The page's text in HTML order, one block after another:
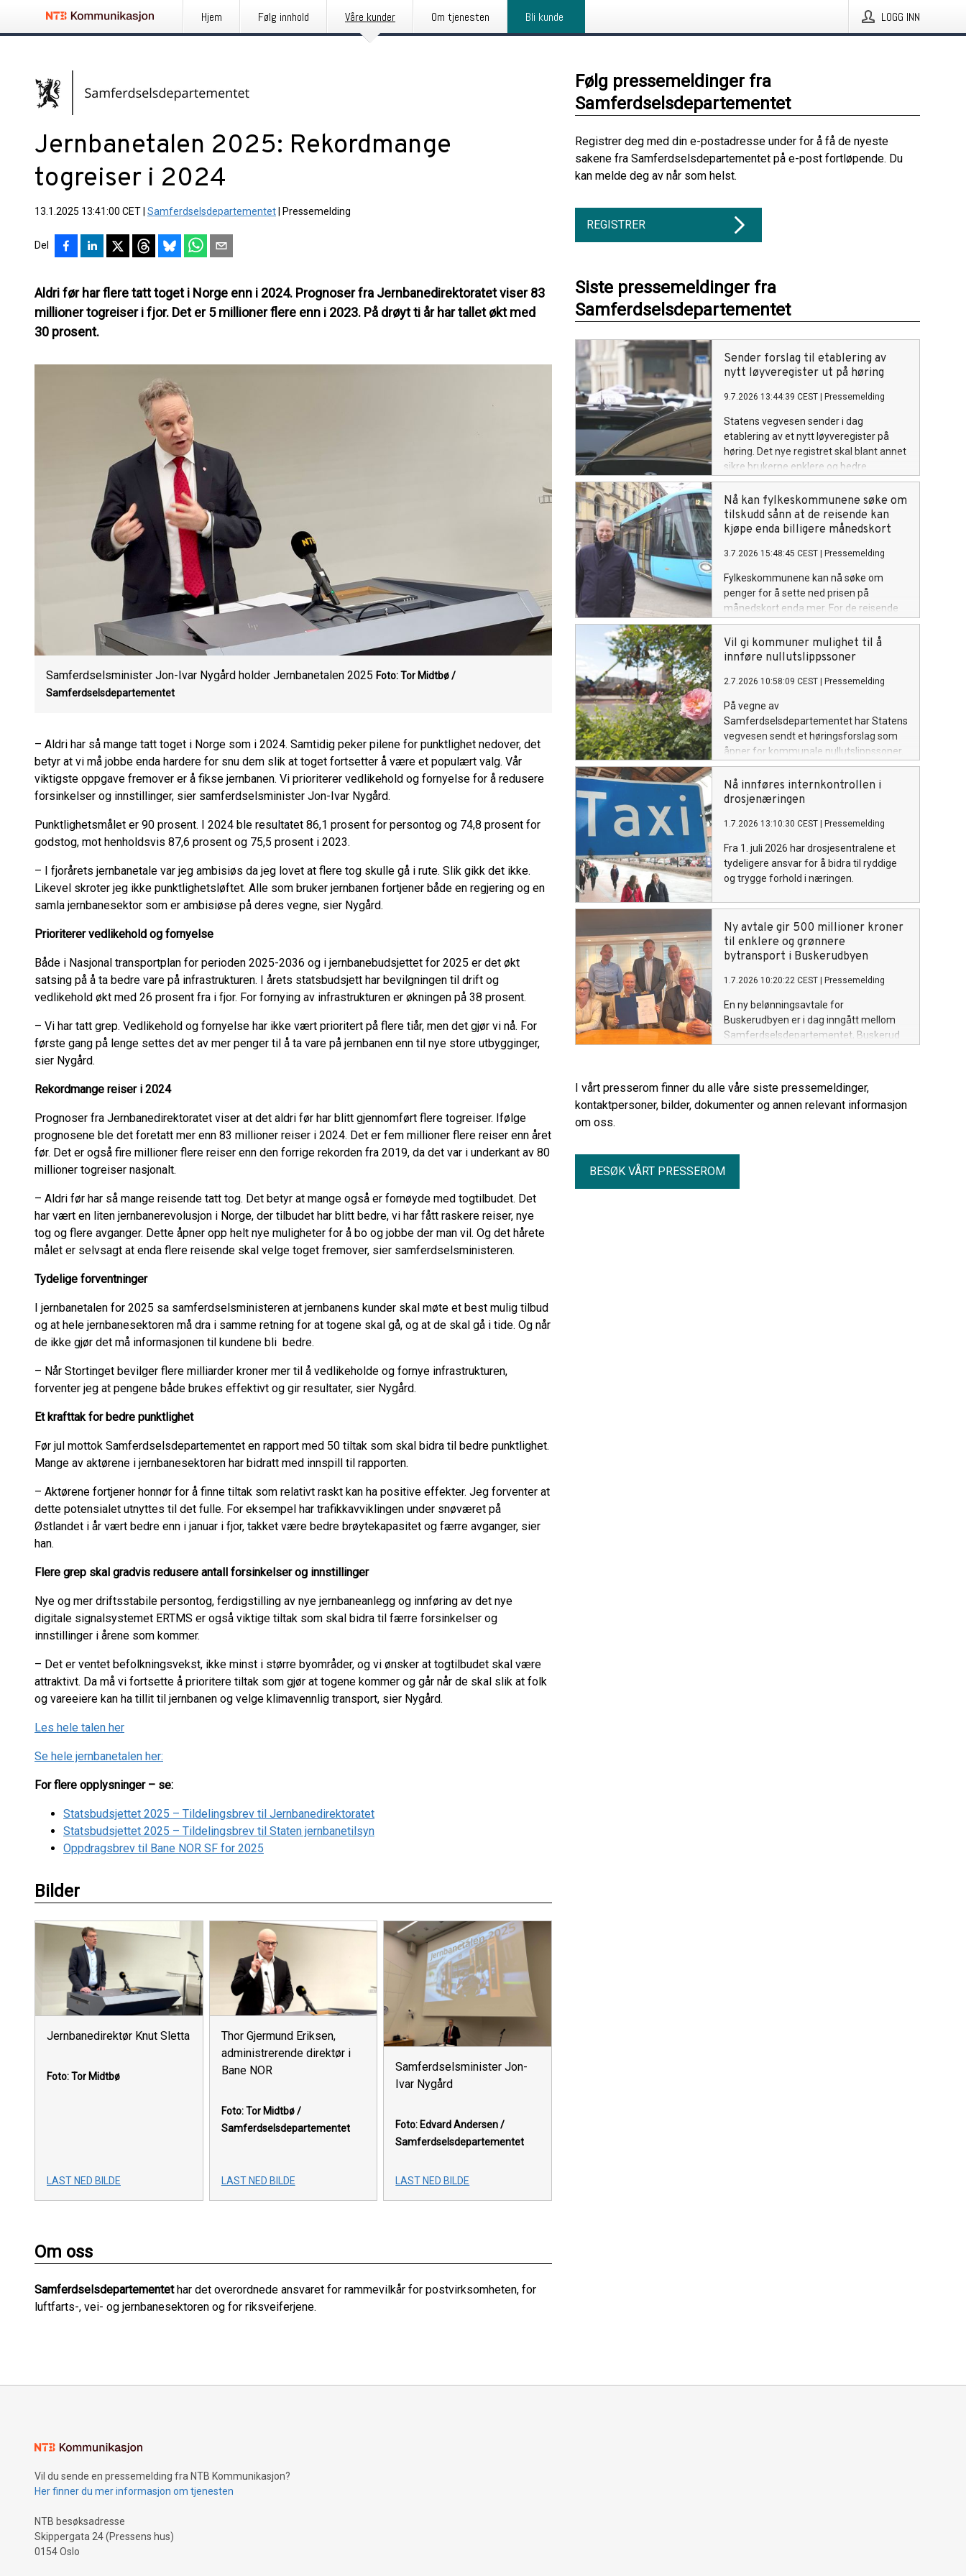
Hjem Følg innhold Våre kunder Om tjenesten Bli kunde LOGG INN
Jernbanetalen 2025: Rekordmange
togreiser i 2024
13.1.2025 13:41:00 CET Samferdselsdepartementet Pressemelding
Del
Aldri før har flere tatt toget i Norge enn i 2024. Prognoser fra Jernbanedirektoratet viser 83
millioner togreiser i fjor. Det er 5 millioner flere enn i 2023. På drøyt ti år har tallet økt med
30 prosent.
Samferdselsminister Jon-Ivar Nygård holder Jernbanetalen 2025 Foto: Tor Midtbø /
Samferdselsdepartementet
– Aldri har så mange tatt toget i Norge som i 2024. Samtidig peker pilene for punktlighet nedover, det
betyr at vi må jobbe enda hardere for snu dem slik at toget fortsetter å være et populært valg. Vår
viktigste oppgave fremover er å fikse jernbanen. Vi prioriterer vedlikehold og fornyelse for å redusere
forsinkelser og innstillinger, sier samferdselsminister Jon-Ivar Nygård.
Punktlighetsmålet er 90 prosent. I 2024 ble resultatet 86,1 prosent for persontog og 74,8 prosent for
godstog, mot henholdsvis 87,6 prosent og 75,5 prosent i 2023.
– I fjorårets jernbanetale var jeg ambisiøs da jeg lovet at flere tog skulle gå i rute. Slik gikk det ikke.
Likevel skroter jeg ikke punktlighetsløftet. Alle som bruker jernbanen fortjener både en regjering og en
samla jernbanesektor som er ambisiøse på deres vegne, sier Nygård.
Prioriterer vedlikehold og fornyelse
Både i Nasjonal transportplan for perioden 2025-2036 og i jernbanebudsjettet for 2025 er det økt
satsing på å ta bedre vare på infrastrukturen. I årets statsbudsjett har bevilgningen til drift og
vedlikehold økt med 26 prosent fra i fjor. For fornying av infrastrukturen er økningen på 38 prosent.
– Vi har tatt grep. Vedlikehold og fornyelse har ikke vært prioritert på flere tiår, men det gjør vi nå. For
første gang på lenge settes det av mer penger til å ta vare på jernbanen enn til nye store utbygginger,
sier Nygård.
Rekordmange reiser i 2024
Prognoser fra Jernbanedirektoratet viser at det aldri før har blitt gjennomført flere togreiser. Ifølge
prognosene ble det foretatt mer enn 83 millioner reiser i 2024. Det er fem millioner flere reiser enn året
før. Det er også fire millioner flere reiser enn den forrige rekorden fra 2019, da det var i underkant av 80
millioner togreiser nasjonalt.
– Aldri før har så mange reisende tatt tog. Det betyr at mange også er fornøyde med togtilbudet. Det
har vært en liten jernbanerevolusjon i Norge, der tilbudet har blitt bedre, vi har fått raskere reiser, nye
tog og flere avganger. Dette åpner opp helt nye muligheter for å bo og jobbe der man vil. Og det hårete
målet er selvsagt at enda flere reisende skal velge toget fremover, sier samferdselsministeren.
Tydelige forventninger
I jernbanetalen for 2025 sa samferdselsministeren at jernbanens kunder skal møte et best mulig tilbud
og at hele jernbanesektoren må dra i samme retning for at togene skal gå, og at de skal gå i tide. Og når
de ikke gjør det må informasjonen til kundene bli bedre.
– Når Stortinget bevilger flere milliarder kroner mer til å vedlikeholde og fornye infrastrukturen,
forventer jeg at pengene både brukes effektivt og gir resultater, sier Nygård.
Et krafttak for bedre punktlighet
Før jul mottok Samferdselsdepartementet en rapport med 50 tiltak som skal bidra til bedre punktlighet.
Mange av aktørene i jernbanesektoren har bidratt med innspill til rapporten.
– Aktørene fortjener honnør for å finne tiltak som relativt raskt kan ha positive effekter. Jeg forventer at
dette potensialet utnyttes til det fulle. For eksempel har trafikkavviklingen under snøværet på
Østlandet i år vært bedre enn i januar i fjor, takket være bedre brøytekapasitet og færre avganger, sier
han.
Flere grep skal gradvis redusere antall forsinkelser og innstillinger
Nye og mer driftsstabile persontog, ferdigstilling av nye jernbaneanlegg og innføring av det nye
digitale signalsystemet ERTMS er også viktige tiltak som skal bidra til færre forsinkelser og
innstillinger i årene som kommer.
– Det er ventet befolkningsvekst, ikke minst i større byområder, og vi ønsker at togtilbudet skal være
attraktivt. Da må vi fortsette å prioritere tiltak som gjør at togene kommer og går når de skal slik at folk
og vareeiere kan ha tillit til jernbanen og velge klimavennlig transport, sier Nygård.
Les hele talen her
Se hele jernbanetalen her:
For flere opplysninger – se:
Statsbudsjettet 2025 – Tildelingsbrev til Jernbanedirektoratet
Statsbudsjettet 2025 – Tildelingsbrev til Staten jernbanetilsyn
Oppdragsbrev til Bane NOR SF for 2025
Bilder
Jernbanedirektør Knut Sletta
Foto: Tor Midtbø
LAST NED BILDE
Thor Gjermund Eriksen,
administrerende direktør i
Bane NOR
Foto: Tor Midtbø /
Samferdselsdepartementet
LAST NED BILDE
Samferdselsminister Jon-
Ivar Nygård
Foto: Edvard Andersen /
Samferdselsdepartementet
LAST NED BILDE
Om oss
Samferdselsdepartementethar det overordnede ansvaret for rammevilkår for postvirksomheten, for
luftfarts-, vei- og jernbanesektoren og for riksveiferjene.
Følg pressemeldinger fra
Samferdselsdepartementet
Registrer deg med din e-postadresse under for å få de nyeste
sakene fra Samferdselsdepartementet på e-post fortløpende. Du
kan melde deg av når som helst.
REGISTRER
Siste pressemeldinger fra
Samferdselsdepartementet
Sender forslag til etablering av
nytt løyveregister ut på høring
9.7.2026 13:44:39 CEST Pressemelding
Statens vegvesen sender i dag
etablering av et nytt løyveregister på
høring. Det nye registret skal blant annet
sikre brukerne enklere og bedre
selvbetjeningsløsninger.
Nå kan fylkeskommunene søke om
tilskudd sånn at de reisende kan
kjøpe enda billigere månedskort
3.7.2026 15:48:45 CEST Pressemelding
Fylkeskommunene kan nå søke om
penger for å sette ned prisen på
månedskort enda mer. For de reisende
betyr dette at månedskortet nok en
gang blir billigere i år – med en ny
prisreduksjon på cirka 160 kroner. Dette
prisreduksjonen på om lag 100 kroner.
Vil gi kommuner mulighet til å
innføre nullutslippssoner
2.7.2026 10:58:09 CEST Pressemelding
På vegne av
Samferdselsdepartementet har Statens
vegvesen sendt et høringsforslag som
åpner for kommunale nullutslippssoner.
Forslaget innebærer nødvendige
endringer i vegtrafikkloven, en ny
forskrift og endringer i skiltforskriften.
overgangen til nullutslippsvarebiler.
Nå innføres internkontrollen i
drosjenæringen
1.7.2026 13:10:30 CEST Pressemelding
Fra 1. juli 2026 har drosjesentralene et
tydeligere ansvar for å bidra til ryddige
og trygge forhold i næringen.
Ny avtale gir 500 millioner kroner
til enklere og grønnere
bytransport i Buskerudbyen
1.7.2026 10:20:22 CEST Pressemelding
En ny belønningsavtale for
Buskerudbyen er i dag inngått mellom
Samferdselsdepartementet, Buskerud
Avtalen gjelder for perioden 2026 til
2029 og finansierer tiltak som gjør det
enklere å reise kollektivt, gå og sykle, og
I vårt presserom finner du alle våre siste pressemeldinger,
kontaktpersoner, bilder, dokumenter og annen relevant informasjon
om oss.
BESØK VÅRT PRESSEROM
Vil du sende en pressemelding fra NTB Kommunikasjon?
Her finner du mer informasjon om tjenesten
NTB besøksadresse
Skippergata 24 (Pressens hus)
0154 Oslo